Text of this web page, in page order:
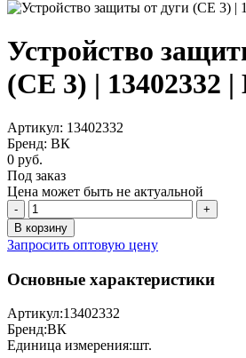
Устройство
(CE 3) | 13402332
Артикул: 13402332
Бренд: ВК
0 руб.
Под заказ
Цена может быть не актуальной
-
+
В корзину
Запросить оптовую цену
Основные характеристики
Артикул:13402332
Бренд:ВК
Единица измерения:шт.